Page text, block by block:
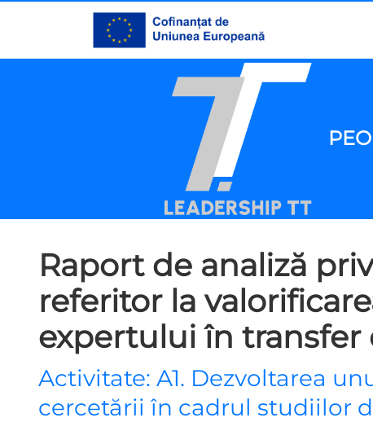
Raport de analiză
referitor la
expertului în transfer
Activitate: A1. Dezvoltarea
cercetării în cadrul studiilor